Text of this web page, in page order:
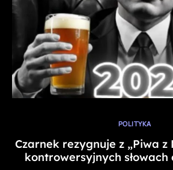
POLITYKA
Czarnek rezygnuje z „Piwa z
kontrowersyjnych słowach